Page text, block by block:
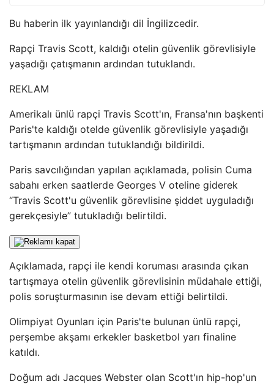
Bu haberin ilk yayınlandığı dil İngilizcedir.
Rapçi Travis Scott, kaldığı otelin güvenlik görevlisiyle
yaşadığı çatışmanın ardından tutuklandı.
REKLAM
Amerikalı ünlü rapçi Travis Scott'ın, Fransa'nın başkenti
Paris'te kaldığı otelde güvenlik görevlisiyle yaşadığı
tartışmanın ardından tutuklandığı bildirildi.
Paris savcılığından yapılan açıklamada, polisin Cuma
sabahı erken saatlerde Georges V oteline giderek
“Travis Scott'u güvenlik görevlisine şiddet uyguladığı
gerekçesiyle” tutukladığı belirtildi.
Açıklamada, rapçi ile kendi koruması arasında çıkan
tartışmaya otelin güvenlik görevlisinin müdahale ettiği,
polis soruşturmasının ise devam ettiği belirtildi.
Olimpiyat Oyunları için Paris'te bulunan ünlü rapçi,
perşembe akşamı erkekler basketbol yarı finaline
katıldı.
Doğum adı Jacques Webster olan Scott'ın hip-hop'un